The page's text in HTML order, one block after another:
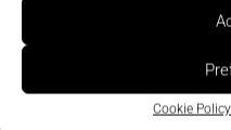
Cookie Policy
Cyber resilience, la
fattore strategico per
manifatturiero
Safety e Cybersecurity